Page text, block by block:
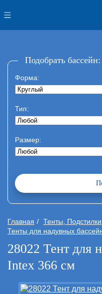
Подобрать бассейн:
Форма:
Тип:
Размер:
Главная
Тенты,
Тенты для надувных
28022 Тент для
Intex 366 см